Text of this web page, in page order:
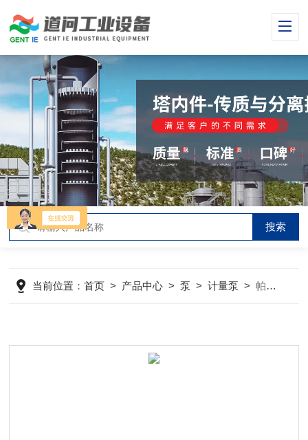
当前位置：首页 > 产品中心 >泵 >计量泵 >帕斯菲达7660H-S-E液压隔膜计量泵